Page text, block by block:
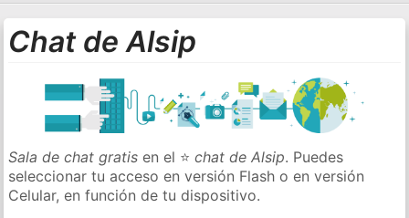
Chat de Alsip
Sala de chat gratis en el ⭐chat de Alsip. Puedes
seleccionar tu acceso en versión Flash o en versión
Celular, en función de tu dispositivo.